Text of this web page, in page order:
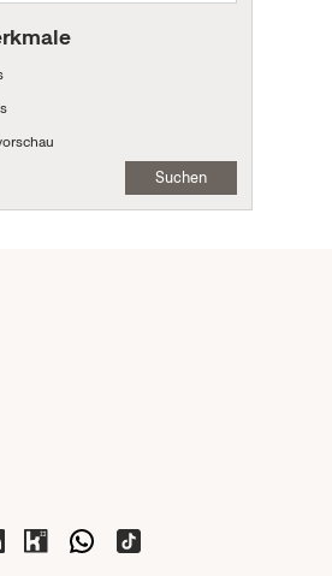
Suchen